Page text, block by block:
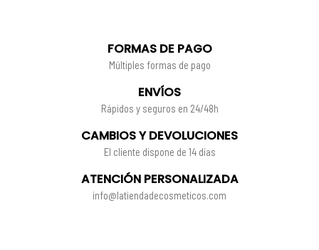
FORMAS DE PAGO
Múltiples formas de pago
ENVÍOS
Rápidos y seguros en 24/48h
CAMBIOS Y DEVOLUCIONES
El cliente dispone de 14 días
ATENCIÓN PERSONALIZADA
info@latiendadecosmeticos.com